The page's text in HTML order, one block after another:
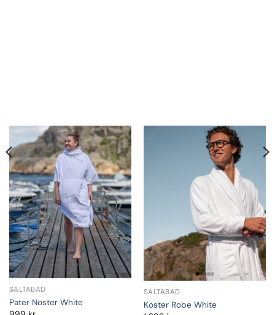
SALTABAD
Pater Noster White
SALTABAD
Koster Robe White